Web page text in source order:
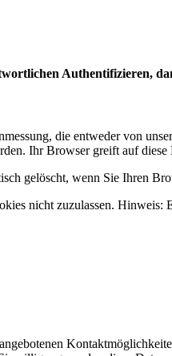
Authentifizieren,
die entweder von
Ihr Browser greift auf
gelöscht, wenn Sie Ihren
nicht zuzulassen. Hinweis: